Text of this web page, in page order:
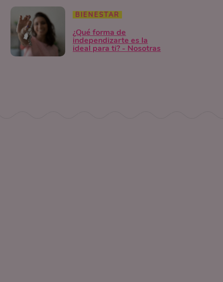
BIENESTAR
¿Qué forma de
independizarte es la
ideal para ti? - Nosotras